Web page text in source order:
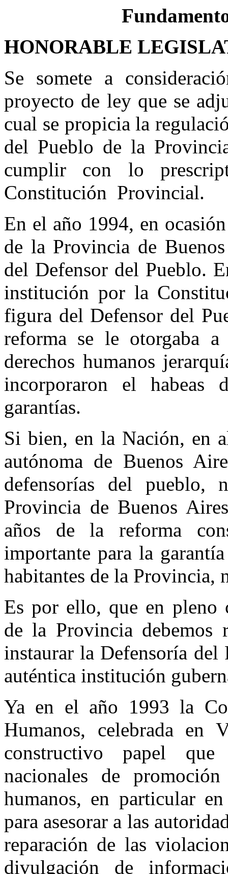
HONORABLE
Se somete a
proyecto de ley que se
cual se propicia la
del Pueblo de la
cumplir con lo
Constitución Provincial.
En el año 1994, en
de la Provincia de
del Defensor del Pueblo.
institución por la
figura del Defensor del
reforma se le otorgaba a
derechos humanos
incorporaron el habeas
garantías.
Si bien, en la Nación, en
autónoma de Buenos
defensorías del
Provincia de Buenos
años de la reforma
importante para la
habitantes de la Provincia,
Es por ello, que en pleno
de la Provincia debemos
instaurar la Defensoría
auténtica institución
Ya en el año 1993 la
Humanos, celebrada en
constructivo papel que
nacionales de
humanos, en particular
para asesorar a las
reparación de las
divulgación de